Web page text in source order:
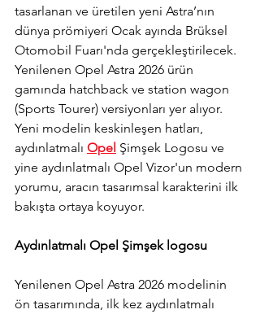
tasarlanan ve üretilen yeni Astra’nın
dünya prömiyeri Ocak ayında Brüksel
Otomobil Fuarı'nda gerçekleştirilecek.
Yenilenen Opel Astra 2026 ürün
gamında hatchback ve station wagon
(Sports Tourer) versiyonları yer alıyor.
Yeni modelin keskinleşen hatları,
aydınlatmalı Opel Şimşek Logosu ve
yine aydınlatmalı Opel Vizor'un modern
yorumu, aracın tasarımsal karakterini ilk
bakışta ortaya koyuyor.
Aydınlatmalı Opel Şimşek logosu
Yenilenen Opel Astra 2026 modelinin
ön tasarımında, ilk kez aydınlatmalı